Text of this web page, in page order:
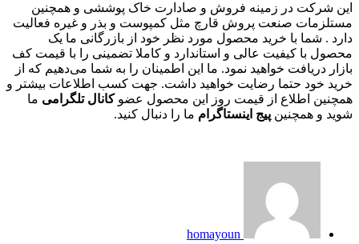
این شرکت در زمینه فروش و صادارت خاک پوششی و همچنین
مستلزمات صنعت پروش قارچ مثل کمپوست و بذر و غیره فعالیت
دارد . شما با خرید محصول مورد نظر خود از بازرگانی ما یک
محصول با کیفیت عالی و استاندارد و کاملا تضمینی را با قیمت کف
بازار دریافت خواهید نمود. ما این اطمینان را به شما می‌دهیم که از
خرید خود حتما رضایت خواهید داشت. جهت کسب اطلاعات بیشتر و
همچنین اطلاع از قیمت روز این محصول عضوکانال تلگرامی ما
شوید و همچنین پیج اینستاگرام ما را دنبال کنید.
homayoun